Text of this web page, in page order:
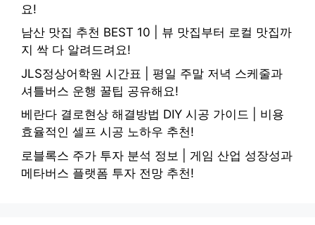
요!
남산 맛집 추천 BEST 10 | 뷰 맛집부터 로컬 맛집까
지 싹 다 알려드려요!
JLS정상어학원 시간표 | 평일 주말 저녁 스케줄과
셔틀버스 운행 꿀팁 공유해요!
베란다 결로현상 해결방법 DIY 시공 가이드 | 비용
효율적인 셀프 시공 노하우 추천!
로블록스 주가 투자 분석 정보 | 게임 산업 성장성과
메타버스 플랫폼 투자 전망 추천!